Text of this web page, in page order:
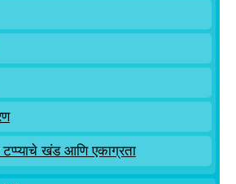
टप्प्याचे खंड आणि एकाग्रता